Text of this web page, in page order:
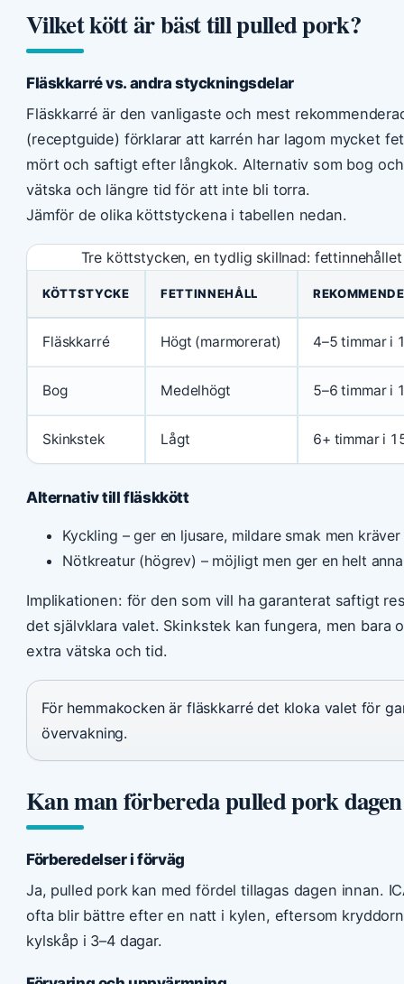
Vilket kött är bäst till pulled pork?
Fläskkarré vs. andra styckningsdelar
Fläskkarré är den vanligaste och mest
(receptguide) förklarar att karrén har lagom mycket
mört och saftigt efter långkok. Alternativ som bog
vätska och längre tid för att inte bli torra.
Jämför de olika köttstyckena i tabellen nedan.
Tre köttstycken, en tydlig skillnad:
KÖTTSTYCKE FETTINNEHÅLL
Fläskkarré Högt (marmorerat) 4–5 timmar i
Bog Medelhögt 5–6 timmar i
Skinkstek Lågt 6+ timmar i
Alternativ till fläskkött
Kyckling – ger en ljusare, mildare smak men
Nötkreatur (högrev) – möjligt men ger en helt
Implikationen: för den som vill ha garanterat saftigt
det självklara valet. Skinkstek kan fungera, men bara
extra vätska och tid.
För hemmakocken är fläskkarré det kloka valet för
övervakning.
Kan man förbereda pulled pork
Förberedelser i förväg
Ja, pulled pork kan med fördel tillagas dagen innan.
ofta blir bättre efter en natt i kylen, eftersom
kylskåp i 3–4 dagar.